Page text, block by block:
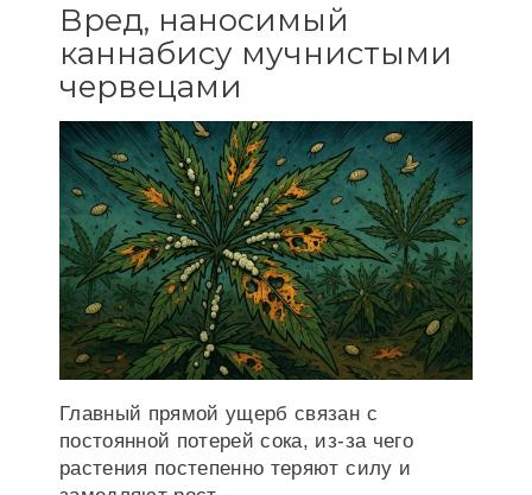
Вред, наносимый
каннабису мучнистыми
червецами
Главный прямой ущерб связан с
постоянной потерей сока, из-за чего
растения постепенно теряют силу и